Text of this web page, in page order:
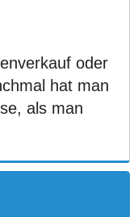
oder
hat man
als man